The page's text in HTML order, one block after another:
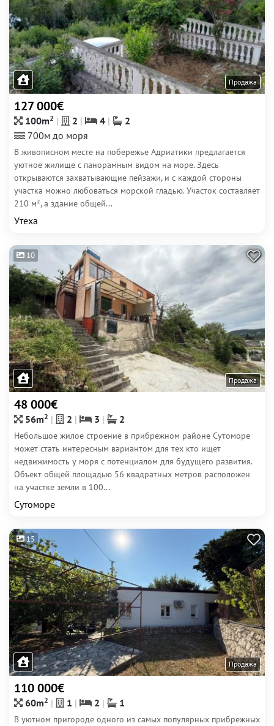
Продажа
127 000€
100m2 2 4
2
700м до моря
В живописном месте на побережье Адриатики предлагается
уютное жилище с панорамным видом на море. Здесь
открываются захватывающие пейзажи, и с каждой стороны
участка можно любоваться морской гладью. Участок составляет
210 м², а здание общей...
Утеха
10
Продажа
48 000€
56m2 2 3 2
Небольшое жилое строение в прибрежном районе Сутоморе
может стать интересным вариантом для тех кто ищет
недвижимость у моря с потенциалом для будущего развития.
Объект общей площадью 56 квадратных метров расположен
на участке земли в 100...
Сутоморе
15
Продажа
110 000€
60m2 1 2 1
В уютном пригороде одного из самых популярных прибрежных